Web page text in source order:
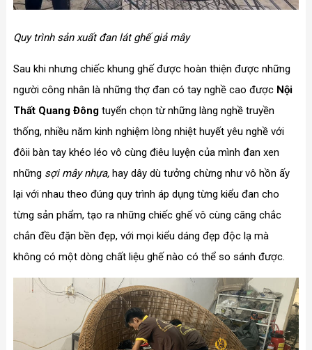
Quy trình sản xuất đan lát ghế giả mây
Sau khi nhưng chiếc khung ghế được hoàn thiện được những
người công nhân là những thợ đan có tay nghề cao được Nội
Thất Quang Đôngtuyển chọn từ những làng nghề truyền
thống, nhiều năm kinh nghiệm lòng nhiệt huyết yêu nghề với
đôii bàn tay khéo léo vô cùng điêu luyện của mình đan xen
những sợi mây nhựa,hay dây dù tưởng chừng như vô hồn ấy
lại với nhau theo đúng quy trình áp dụng từng kiểu đan cho
từng sản phẩm, tạo ra những chiếc ghế vô cùng căng chắc
chắn đều đặn bền đẹp, với mọi kiểu dáng đẹp độc lạ mà
không có một dòng chất liệu ghế nào có thể so sánh được.